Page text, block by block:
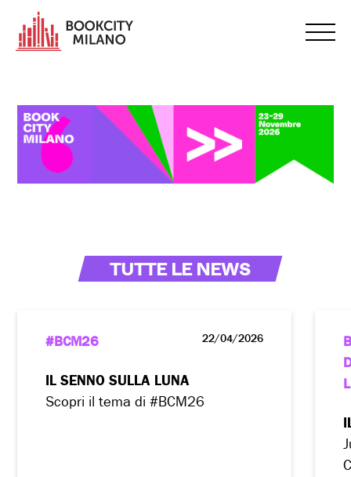
TUTTE LE NEWS
#BCM26 22/04/2026
IL SENNO SULLA LUNA
Scopri il tema di #BCM26